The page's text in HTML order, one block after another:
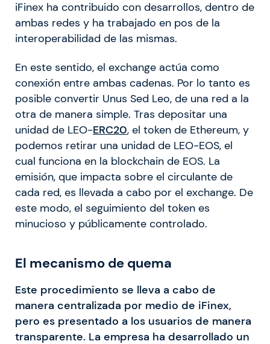
iFinex ha contribuido con desarrollos, dentro de
ambas redes y ha trabajado en pos de la
interoperabilidad de las mismas.
En este sentido, el exchange actúa como
conexión entre ambas cadenas. Por lo tanto es
posible convertir Unus Sed Leo, de una red a la
otra de manera simple. Tras depositar una
unidad de LEO-ERC20, el token de Ethereum, y
podemos retirar una unidad de LEO-EOS, el
cual funciona en la blockchain de EOS. La
emisión, que impacta sobre el circulante de
cada red, es llevada a cabo por el exchange. De
este modo, el seguimiento del token es
minucioso y públicamente controlado.
El mecanismo de quema
Este procedimiento se lleva a cabo de
manera centralizada por medio de iFinex,
pero es presentado a los usuarios de manera
transparente. La empresa ha desarrollado un